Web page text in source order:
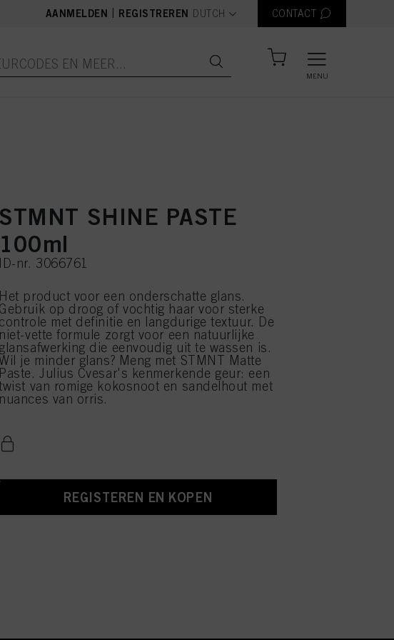
AANMELDEN REGISTREREN text.language
DUTCH CONTACT
MENU
STMNT SHINE PASTE
100ml
ID-nr. 3066761
Het product voor een onderschatte glans.
Gebruik op droog of vochtig haar voor sterke
controle met definitie en langdurige textuur. De
niet-vette formule zorgt voor een natuurlijke
glansafwerking die eenvoudig uit te wassen is.
je minder glans? Meng met STMNT Matte
Paste. Julius Cvesar's kenmerkende geur: een
van romige kokosnoot en sandelhout met
nuances van orris.
REGISTEREN EN KOPEN